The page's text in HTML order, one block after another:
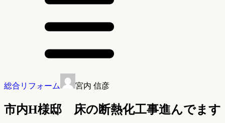
総合リフォーム 宮内 信彦
市内H様邸 床の断熱化工事進んでます